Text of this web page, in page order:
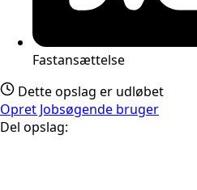
Fastansættelse
Dette opslag er udløbet
Opret Jobsøgende bruger
Del opslag: